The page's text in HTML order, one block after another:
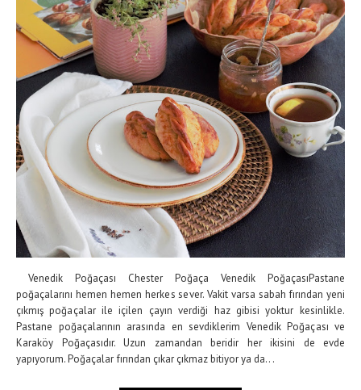
Venedik Poğaçası Chester Poğaça Venedik PoğaçasıPastane
poğaçalarını hemen hemen herkes sever. Vakit varsa sabah fırından yeni
çıkmış poğaçalar ile içilen çayın verdiği haz gibisi yoktur kesinlikle.
Pastane poğaçalarının arasında en sevdiklerim Venedik Poğaçası ve
Karaköy Poğaçasıdır. Uzun zamandan beridir her ikisini de evde
yapıyorum. Poğaçalar fırından çıkar çıkmaz bitiyor ya da...